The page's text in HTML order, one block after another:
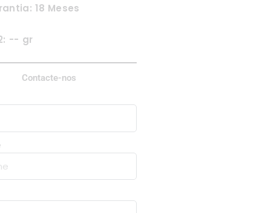
18 Meses
-- gr
Contacte-nos